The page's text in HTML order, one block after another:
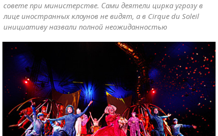
совете при министерстве. Сами деятели цирка угрозу в
лице иностранных клоунов не видят, а в Cirque du Soleil
инициативу назвали полной неожиданностью